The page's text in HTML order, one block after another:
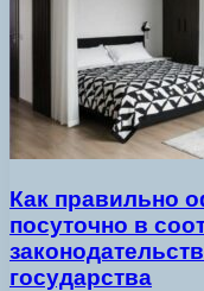
Как правильно
посуточно в
государства